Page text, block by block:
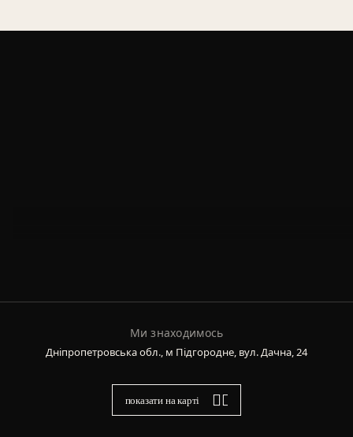
Ми знаходимось
Дніпропетровська обл., м Підгородне, вул. Дачна, 24
показати на карті